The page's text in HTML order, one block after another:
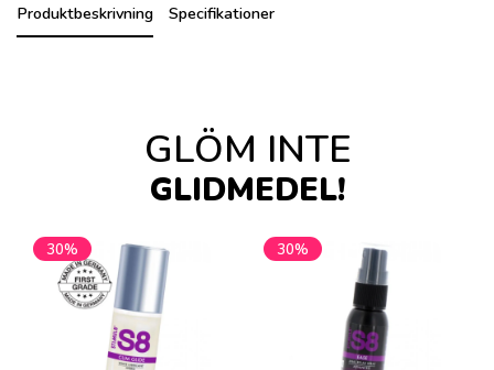
Produktbeskrivning Specifikationer
GLÖM INTE
GLIDMEDEL!
30% 30%